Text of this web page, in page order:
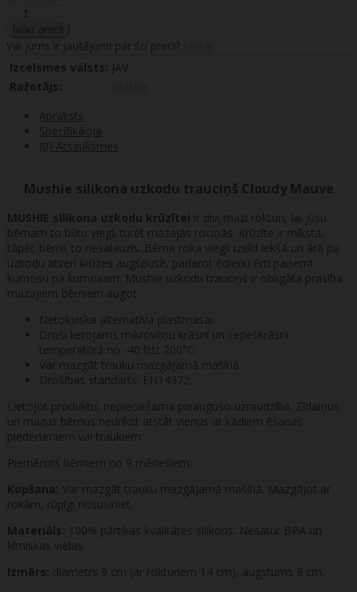
Vai jums ir jautājumi par šo preci?
Izcelsmes valsts: JAV
Ražotājs:
Apraksts
Specifikācija
(0) Atsauksmes
Mushie silikona uzkodu trauciņš Cloudy Mauve
MUSHIE silikona uzkodu krūzītei ir divi mazi rokturi, lai jūsu
bērnam to būtu viegli turēt mazajās rociņās. Krūzīte ir mīksta,
tāpēc bērns to nesalauzīs. Bērna roka viegli izslīd iekšā un ārā pa
uzkodu atveri krūzes augšpusē, padarot ēdienu ērti paņemt
kumosu pa kumosam. Mushie uzkodu trauciņš ir obligāta prasība
mazajiem bērniem augot.
Netoksiska alternatīva plastmasai.
Droši lietojams mikroviļņu krāsnī un cepeškrāsnī
temperatūrā no -40 līdz 200°C.
Var mazgāt trauku mazgājamā mašīnā.
Drošības standarts: EN14372.
Lietojot produktu, nepieciešama pieaugušo uzraudzība. Zīdaiņus
un mazus bērnus nedrīkst atstāt vienus ar kādiem ēšanas
piederumiem vai traukiem.
Piemērots bērniem no 9 mēnešiem.
Kopšana: Var mazgāt trauku mazgājamā mašīnā. Mazgājot ar
rokām, rūpīgi nosusiniet.
Materiāls: 100% pārtikas kvalitātes silikons. Nesatur BPA un
ķīmiskas vielas.
Izmērs: diametrs 9 cm (ar rokturiem 14 cm), augstums 9 cm.